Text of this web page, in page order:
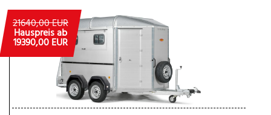
21640,00 EUR
Hauspreis ab
19390,00 EUR